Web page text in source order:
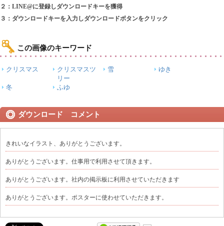
２：LINE@に登録しダウンロードキーを獲得
３：ダウンロードキーを入力しダウンロードボタンをクリック
この画像のキーワード
クリスマス
クリスマスツ
リー
雪 ゆき
冬 ふゆ
ダウンロード コメント
きれいなイラスト、ありがとうございます。
ありがとうございます。仕事用で利用させて頂きます。
ありがとうございます。社内の掲示板に利用させていただきます
ありがとうございます。ポスターに使わせていただきます。